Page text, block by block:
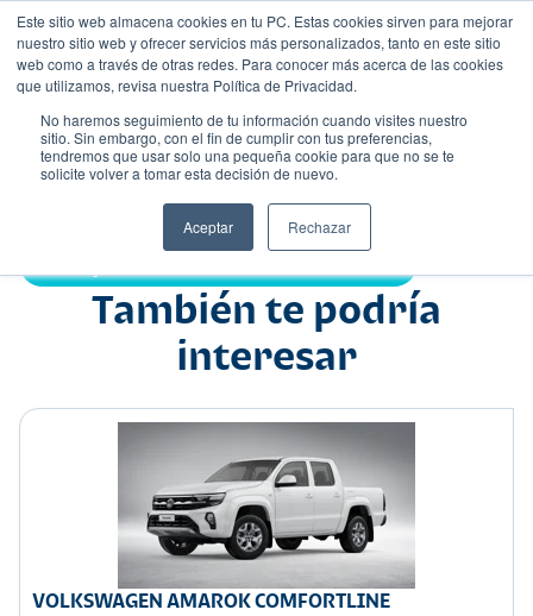
Este sitio web almacena cookies en tu PC. Estas cookies sirven para mejorar
nuestro sitio web y ofrecer servicios más personalizados, tanto en este sitio
web como a través de otras redes. Para conocer más acerca de las cookies
que utilizamos, revisa nuestra Política de Privacidad.
No haremos seguimiento de tu información cuando visites nuestro
sitio. Sin embargo, con el fin de cumplir con tus preferencias,
tendremos que usar solo una pequeña cookie para que no se te
solicite volver a tomar esta decisión de nuevo.
Aceptar Rechazar
Nombre
También te podría
interesar
VOLKSWAGEN AMAROK COMFORTLINE